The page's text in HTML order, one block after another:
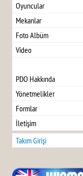
Oyuncular
Mekanlar
Foto Albüm
Video
PDO Hakkında
Yönetmelikler
Formlar
İletişim
Takım Girişi